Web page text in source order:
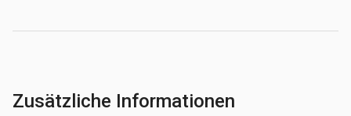
Zusätzliche Informationen